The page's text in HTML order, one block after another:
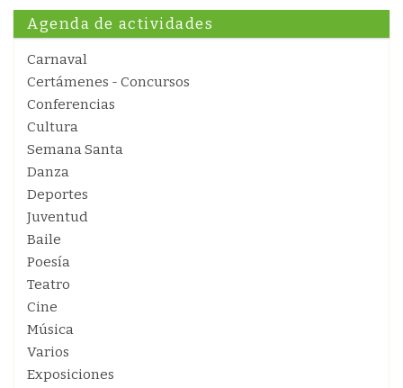
Agenda de actividades
Carnaval
Certámenes - Concursos
Conferencias
Cultura
Semana Santa
Danza
Deportes
Juventud
Baile
Poesía
Teatro
Cine
Música
Varios
Exposiciones